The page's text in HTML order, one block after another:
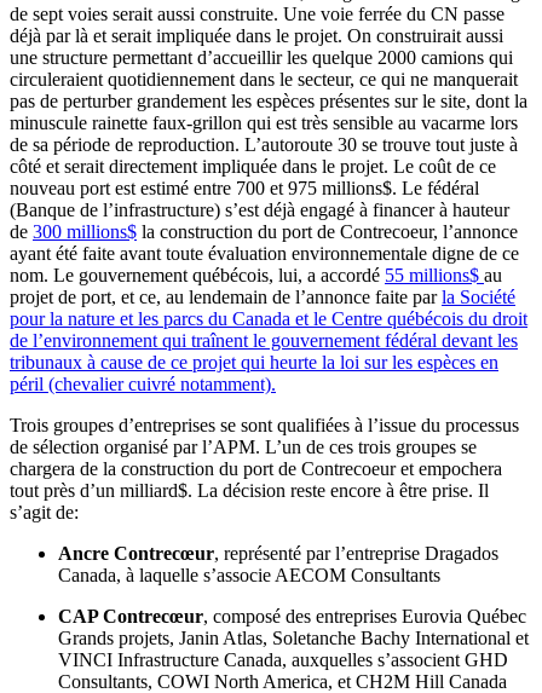
de sept voies serait aussi construite. Une voie ferrée du CN passe
déjà par là et serait impliquée dans le projet. On construirait aussi
une structure permettant d’accueillir les quelque 2000 camions qui
circuleraient quotidiennement dans le secteur, ce qui ne manquerait
pas de perturber grandement les espèces présentes sur le site, dont la
minuscule rainette faux-grillon qui est très sensible au vacarme lors
de sa période de reproduction. L’autoroute 30 se trouve tout juste à
côté et serait directement impliquée dans le projet. Le coût de ce
nouveau port est estimé entre 700 et 975 millions$. Le fédéral
(Banque de l’infrastructure) s’est déjà engagé à financer à hauteur
de 300 millions$ la construction du port de Contrecoeur, l’annonce
ayant été faite avant toute évaluation environnementale digne de ce
nom. Le gouvernement québécois, lui, a accordé 55 millions$ au
projet de port, et ce, au lendemain de l’annonce faite parla Société
pour la nature et les parcs du Canada et le Centre québécois du droit
de l’environnement qui traînent le gouvernement fédéral devant les
tribunaux à cause de ce projet qui heurte la loi sur les espèces en
péril (chevalier cuivré notamment).
Trois groupes d’entreprises se sont qualifiées à l’issue du processus
de sélection organisé par l’APM. L’un de ces trois groupes se
chargera de la construction du port de Contrecoeur et empochera
tout près d’un milliard$. La décision reste encore à être prise. Il
s’agit de:
Ancre Contrecœur, représenté par l’entreprise Dragados
Canada, à laquelle s’associe AECOM Consultants
CAP Contrecœur, composé des entreprises Eurovia Québec
Grands projets, Janin Atlas, Soletanche Bachy International et
VINCI Infrastructure Canada, auxquelles s’associent GHD
Consultants, COWI North America, et CH2M Hill Canada